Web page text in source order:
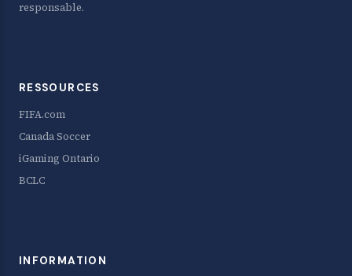
responsable.
RESSOURCES
FIFA.com
Canada Soccer
iGaming Ontario
BCLC
INFORMATION